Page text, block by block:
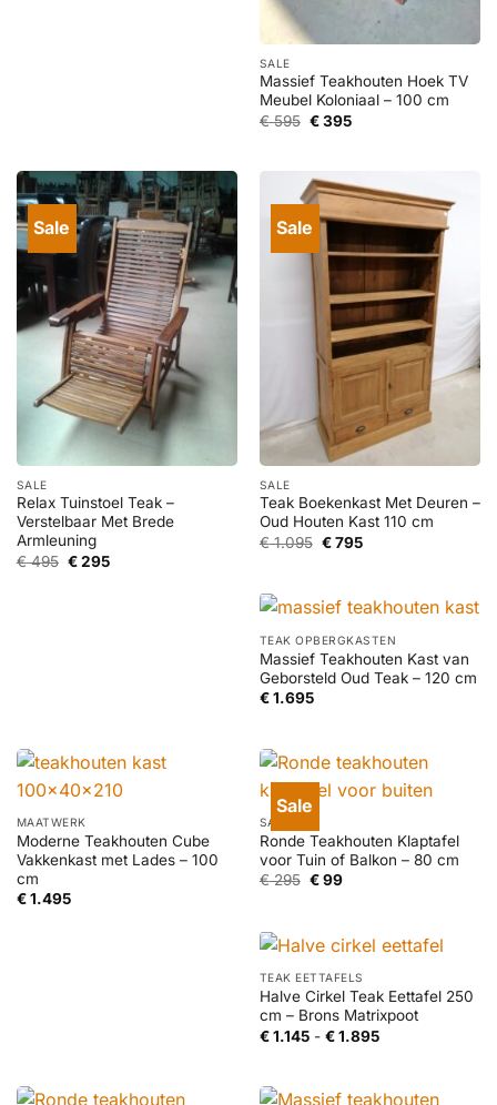
SALE
Massief Teakhouten Hoek TV
Meubel Koloniaal – 100 cm
€595 Oorspronkelijke
€395Huidige
Sale
SALE
Relax Tuinstoel Teak –
Verstelbaar Met Brede
Armleuning
€495 Oorspronkelijke
€295Huidige
Sale
SALE
Teak Boekenkast Met Deuren –
Oud Houten Kast 110 cm
€1.095 Oorspronkelijke
€795Huidige
TEAK OPBERGKASTEN
Massief Teakhouten Kast van
Geborsteld Oud Teak – 120 cm
€1.695
MAATWERK
Moderne Teakhouten Cube
Vakkenkast met Lades – 100
cm
€1.495
Sale
SALE
Ronde Teakhouten Klaptafel
voor Tuin of Balkon – 80 cm
€295 Oorspronkelijke
€99Huidige
TEAK EETTAFELS
Halve Cirkel Teak Eettafel 250
cm – Brons Matrixpoot
€1.145 - €1.895Prijsklasse: